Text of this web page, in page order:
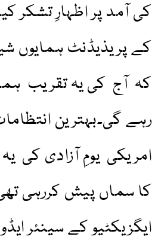
کی آمد پر اظہارِ تشکر
کے پریذیڈنٹ ہمایوں
کہ آج کی یہ تقریب
رہے گی۔بہترین
امریکی یومِ آزادی کی
کا سماں پیش کررہی
ایگزیکٹیو کے سینئر